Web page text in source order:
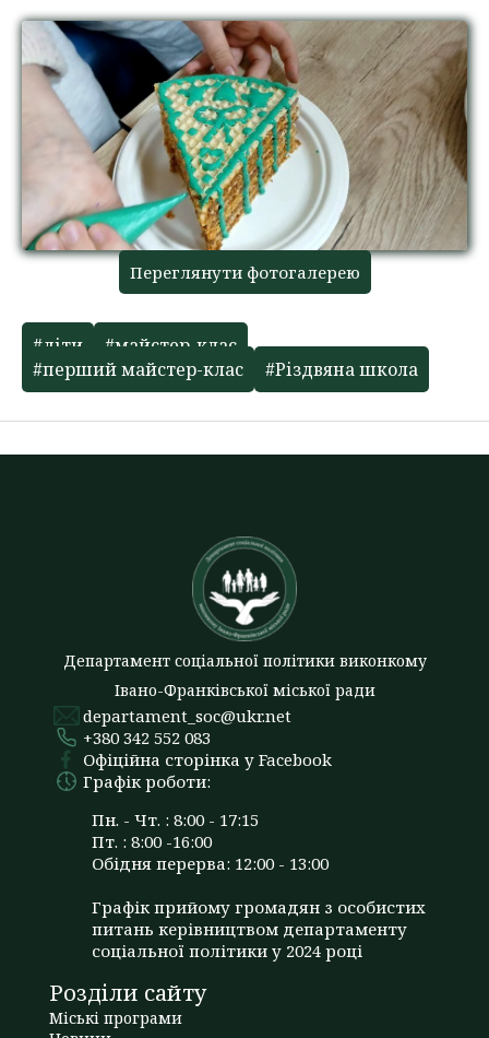
Переглянути фотогалерею
#діти
#майстер-клас
#перший майстер-клас
#Різдвяна школа
Департамент соціальної політики виконкому
Івано-Франківської міської ради
departament_soc@ukr.net
+380 342 552 083
Офіційна сторінка у Facebook
Графік роботи:
Пн. - Чт. : 8:00 - 17:15
Пт. : 8:00 -16:00
Обідня перерва: 12:00 - 13:00
Графік прийому громадян з особистих
питань керівництвом департаменту
соціальної політики у 2024 році
Розділи сайту
Міські програми